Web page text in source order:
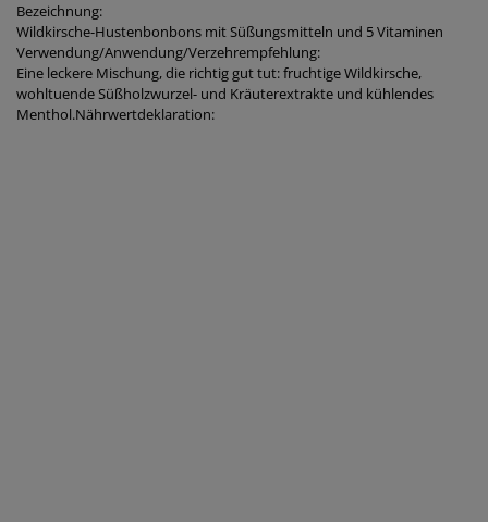
Bezeichnung:
Wildkirsche-Hustenbonbons mit Süßungsmitteln und 5 Vitaminen
Verwendung/Anwendung/Verzehrempfehlung:
Eine leckere Mischung, die richtig gut tut: fruchtige Wildkirsche,
wohltuende Süßholzwurzel- und Kräuterextrakte und kühlendes
Menthol.Nährwertdeklaration: